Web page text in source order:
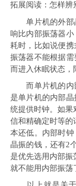
拓展阅读：怎样辨
单片机的外部
响比内部振荡器
耗时，比如说便
振荡器不能根据
而进入休眠状态，
而单片机的内
是单片机的内部
统提供时钟。如果
信和精确定时等的
本还低。内部时
晶振的钱，还有2
是优先选用内部振
就不能用内部振荡